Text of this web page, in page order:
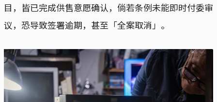
目，皆已完成供售意愿确认，倘若条例未能即时付委审
议，恐导致签署逾期，甚至「全案取消」。